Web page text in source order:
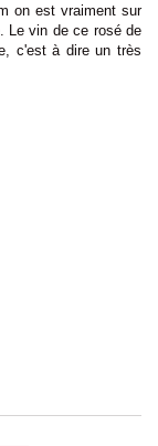
on est vraiment sur
Le vin de ce rosé de
c'est à dire un très